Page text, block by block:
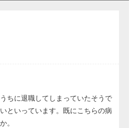
ちに退職してしまっていたそうで
といっています。既にこちらの病
。